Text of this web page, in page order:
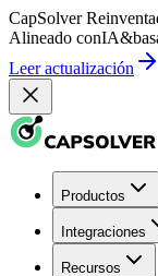
CapSolver
Alineado conIA&
Leer actualización
Productos
Integraciones
Recursos